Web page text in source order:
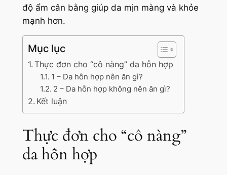
độ ẩm cân bằng giúp da mịn màng và khỏe
mạnh hơn.
Mục lục
Thực đơn cho “cô nàng” da hỗn hợp
1 – Da hỗn hợp nên ăn gì?
2 – Da hỗn hợp không nên ăn gì?
Kết luận
Thực đơn cho “cô nàng”
da hỗn hợp